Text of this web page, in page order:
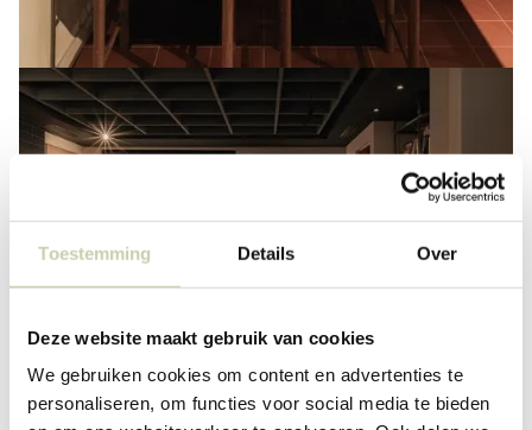
Toestemming Details Over
Deze website maakt gebruik van cookies
We gebruiken cookies om content en advertenties te
personaliseren, om functies voor social media te bieden